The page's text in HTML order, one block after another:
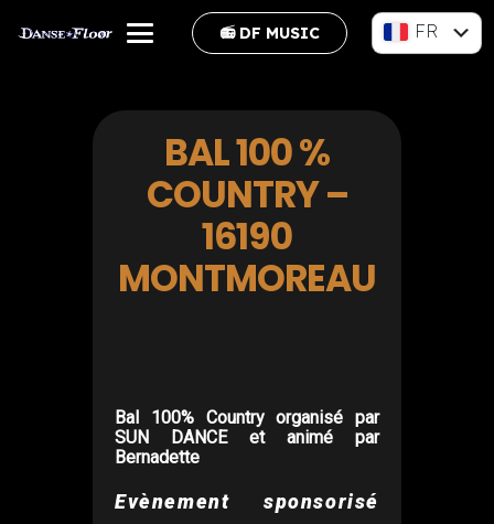
📻 DF MUSIC
FR
BAL 100 %
COUNTRY –
16190
MONTMOREAU
Bal 100% Country organisé par
SUN DANCE et animé par
Bernadette
Evènement sponsorisé